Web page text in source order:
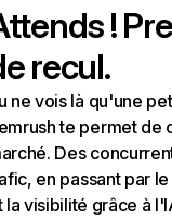
!
recul.
ne vois là qu'une
te permet de
Des
en passant par
la visibilité grâce à